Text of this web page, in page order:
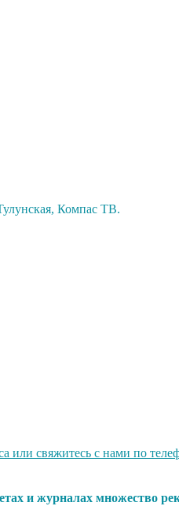
Компас ТВ.
свяжитесь с нами по
и журналах множество